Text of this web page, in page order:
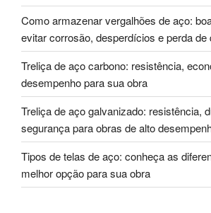
Como armazenar vergalhões de aço:
evitar corrosão, desperdícios e perda de
Treliça de aço carbono: resistência,
desempenho para sua obra
Treliça de aço galvanizado: resistência,
segurança para obras de alto
Tipos de telas de aço: conheça as
melhor opção para sua obra